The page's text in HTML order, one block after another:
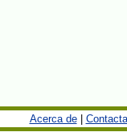
Acerca de|